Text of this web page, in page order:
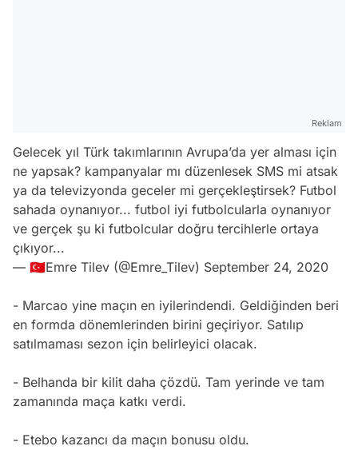
Reklam
Gelecek yıl Türk takımlarının Avrupa’da yer alması için
ne yapsak? kampanyalar mı düzenlesek SMS mi atsak
ya da televizyonda geceler mi gerçekleştirsek? Futbol
sahada oynanıyor... futbol iyi futbolcularla oynanıyor
ve gerçek şu ki futbolcular doğru tercihlerle ortaya
çıkıyor...
— 🇹🇷Emre Tilev (@Emre_Tilev) September 24, 2020
- Marcao yine maçın en iyilerindendi. Geldiğinden beri
en formda dönemlerinden birini geçiriyor. Satılıp
satılmaması sezon için belirleyici olacak.
- Belhanda bir kilit daha çözdü. Tam yerinde ve tam
zamanında maça katkı verdi.
- Etebo kazancı da maçın bonusu oldu.